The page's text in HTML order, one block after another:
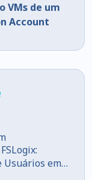
VMs de um
Account
Usuários em